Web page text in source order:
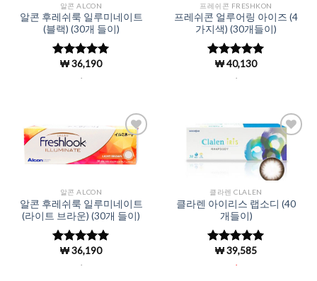
알콘 ALCON
알콘 후레쉬룩 일루미네이트
(블랙) (30개 들이)
5 중에서
로 평
₩36,190
프레쉬콘 FRESHKON
프레쉬콘 얼루어링 아이즈 (4
가지색) (30개들이)
5 중에서
로 평
₩40,130
Add to
Wishlist
알콘 ALCON
알콘 후레쉬룩 일루미네이트
(라이트 브라운) (30개 들이)
5 중에서
로 평
₩36,190
Add to
Wishlist
클라렌 CLALEN
클라렌 아이리스 랩소디 (40
개들이)
5 중에서
로 평가됨
₩39,585